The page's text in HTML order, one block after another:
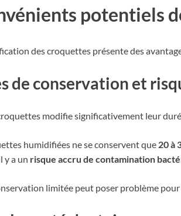
potentiels
des croquettes présente des
de conservation et
croquettes modifie significativement leur
humidifiées ne se conservent que 20 à
y a un risque accru de contamination
limitée peut poser problème